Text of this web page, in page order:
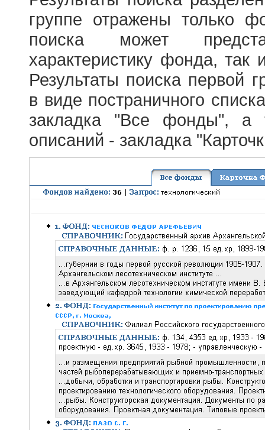
группе отражены только
поиска может
характеристику фонда,
Результаты поиска первой
в виде постраничного
закладка "Все фонды", а
описаний - закладка